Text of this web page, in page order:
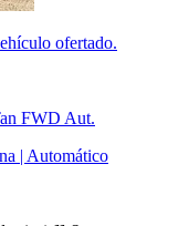
ofertado.
FWD Aut.
| Automático